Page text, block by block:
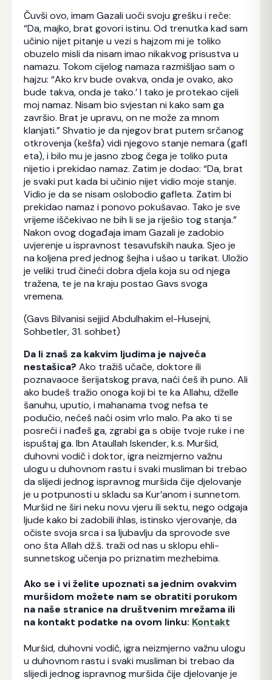
Čuvši ovo, imam Gazali uoči svoju grešku i reče:
“Da, majko, brat govori istinu. Od trenutka kad sam
učinio nijet pitanje u vezi s hajzom mi je toliko
obuzelo misli da nisam imao nikakvog prisustva u
namazu. Tokom cijelog namaza razmišljao sam o
hajzu: “Ako krv bude ovakva, onda je ovako, ako
bude takva, onda je tako.’ I tako je protekao cijeli
moj namaz. Nisam bio svjestan ni kako sam ga
završio. Brat je upravu, on ne može za mnom
klanjati.” Shvatio je da njegov brat putem srčanog
otkrovenja (kešfa) vidi njegovo stanje nemara (gafl
eta), i bilo mu je jasno zbog čega je toliko puta
nijetio i prekidao namaz. Zatim je dodao: “Da, brat
je svaki put kada bi učinio nijet vidio moje stanje.
Vidio je da se nisam oslobodio gafleta. Zatim bi
prekidao namaz i ponovo pokušavao. Tako je sve
vrijeme iščekivao ne bih li se ja riješio tog stanja.”
Nakon ovog događaja imam Gazali je zadobio
uvjerenje u ispravnost tesavufskih nauka. Sjeo je
na koljena pred jednog šejha i ušao u tarikat. Uložio
je veliki trud čineći dobra djela koja su od njega
tražena, te je na kraju postao Gavs svoga
vremena.
(Gavs Bilvanisi sejjid Abdulhakim el-Husejni,
Sohbetler, 31. sohbet)
Da li znaš za kakvim ljudima je najveća
nestašica? Ako tražiš učače, doktore ili
poznavaoce šerijatskog prava, naći ćeš ih puno. Ali
ako budeš tražio onoga koji bi te ka Allahu, dželle
šanuhu, uputio, i mahanama tvog nefsa te
podučio, nećeš naći osim vrlo malo. Pa ako ti se
posreći i nađeš ga, zgrabi ga s obije tvoje ruke i ne
ispuštaj ga. Ibn Ataullah Iskender, k.s. Muršid,
duhovni vodič i doktor, igra neizmjerno važnu
ulogu u duhovnom rastu i svaki musliman bi trebao
da slijedi jednog ispravnog muršida čije djelovanje
je u potpunosti u skladu sa Kur’anom i sunnetom.
Muršid ne širi neku novu vjeru ili sektu, nego odgaja
ljude kako bi zadobili ihlas, istinsko vjerovanje, da
očiste svoja srca i sa ljubavlju da sprovode sve
ono šta Allah dž.š. traži od nas u sklopu ehli-
sunnetskog učenja po priznatim mezhebima.
Ako se i vi želite upoznati sa jednim ovakvim
muršidom možete nam se obratiti porukom
na naše stranice na društvenim mrežama ili
na kontakt podatke na ovom linku: Kontakt
Muršid, duhovni vodič, igra neizmjerno važnu ulogu
u duhovnom rastu i svaki musliman bi trebao da
slijedi jednog ispravnog muršida čije djelovanje je